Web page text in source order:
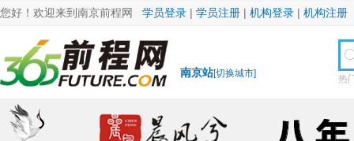
您好！欢迎来到南京前程网 学员登录 | 学员注册 | 机构登录 | 机构注册
南京站[切换城市] 热